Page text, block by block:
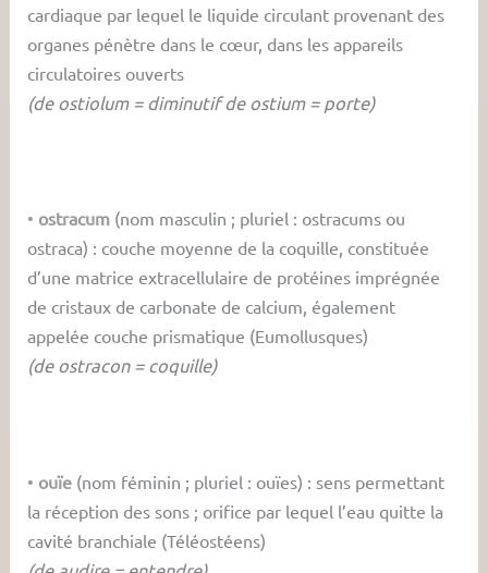
cardiaque par lequel le liquide circulant provenant des
organes pénètre dans le cœur, dans les appareils
circulatoires ouverts
(de ostiolum = diminutif de ostium = porte)
• ostracum (nom masculin ; pluriel : ostracums ou
ostraca) : couche moyenne de la coquille, constituée
d’une matrice extracellulaire de protéines imprégnée
de cristaux de carbonate de calcium, également
appelée couche prismatique (Eumollusques)
(de ostracon = coquille)
• ouïe (nom féminin ; pluriel : ouïes) : sens permettant
la réception des sons ; orifice par lequel l’eau quitte la
cavité branchiale (Téléostéens)